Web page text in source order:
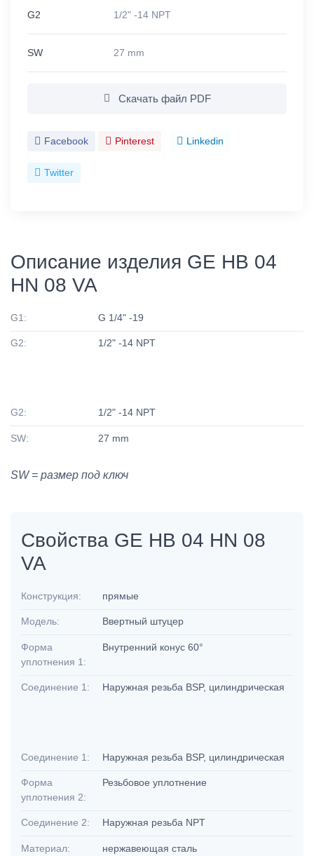
G2 1/2" -14 NPT
SW 27 mm
Скачать файл PDF
Facebook Pinterest Linkedin
Twitter
Описание изделия GE HB 04
HN 08 VA
G1: G 1/4" -19
G2: 1/2" -14 NPT
G2: 1/2" -14 NPT
SW: 27 mm
SW = размер под ключ
Свойства GE HB 04 HN 08
VA
Конструкция: прямые
Модель: Ввертный штуцер
Форма
уплотнения 1:
Внутренний конус 60°
Соединение 1: Наружная резьба BSP, цилиндрическая
Соединение 1: Наружная резьба BSP, цилиндрическая
Форма
уплотнения 2:
Резьбовое уплотнение
Соединение 2: Наружная резьба NPT
Материал: нержавеющая сталь